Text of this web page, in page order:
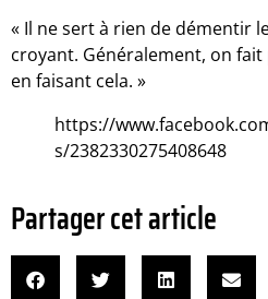
« Il ne sert à rien de démentir
croyant. Généralement, on
en faisant cela. »
https://
s/2382330275408648
Partager cet article